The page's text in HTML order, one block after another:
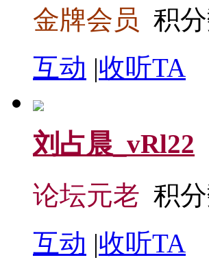
金牌会员 积
互动 |收听TA
刘占晨_vRl22
论坛元老 积
互动 |收听TA